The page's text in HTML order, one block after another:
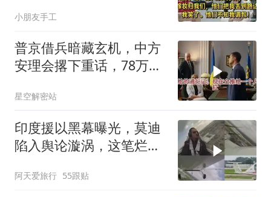
小朋友手工
普京借兵暗藏玄机，中方
安理会撂下重话，78万件
星空解密站
印度援以黑幕曝光，莫迪
陷入舆论漩涡，这笔烂账
阿天爱旅行 55跟贴